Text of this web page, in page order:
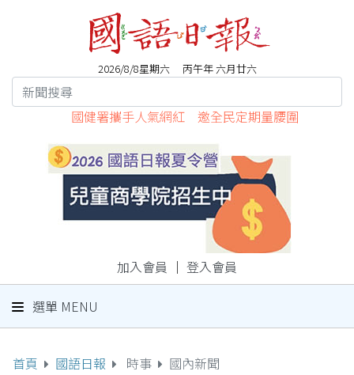
2026/8/8星期六 丙午年 六月廿六
國健署攜手人氣網紅 邀全民定期量腰圍
加入會員 ｜ 登入會員
選單 MENU
首頁 國語日報 時事 國內新聞